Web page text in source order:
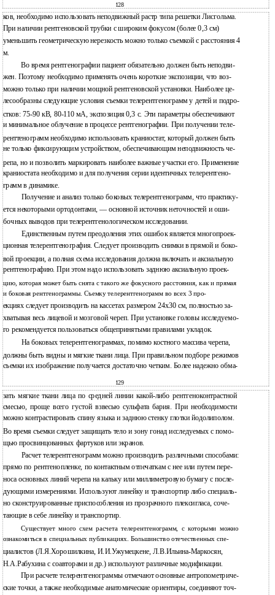
128
ков, необходимо использовать неподвижный растр типа решетки Лисгольма.
При наличии рентгеновской трубки с широким фокусом (более 0,3 см)
уменьшить геометрическую нерезкость можно только съемкой с расстояния 4
м.
Во время рентгенографии пациент обязательно должен быть неподви-
жен. Поэтому необходимо применять очень короткие экспозиции, что воз-
можно только при наличии мощной рентгеновской установки. Наиболее це-
лесообразны следующие условия съемки телерентгенограмм у детей и подро-
стков: 75-90 кВ, 80-110 мА, экспозиция 0,3 с. Эти параметры обеспечивают
и минимальное облучение в процессе рентгенографии. При получении теле-
ренттенограмм необходимо использовать краниостат, который должен быть
не только фиксирующим устройством, обеспечивающим неподвижность че-
репа, но и позволить маркировать наиболее важные участки его. Применение
краниостата необходимо и для получения серии идентичных телерентгено-
грамм в динамике.
Получение и анализ только боковых телерентгенограмм, что практику-
ется некоторыми ортодонтами, — основной источник неточностей и оши-
бочных выводов при телерентгенологическом исследовании.
Единственным путем преодоления этих ошибок является многопроек-
ционная телерентгенография. Следует производить снимки в прямой и боко-
вой проекции, а полная схема исследования должна включать и аксиальную
рентгенографию. При этом надо использовать заднюю аксиальную проек-
цию, которая может быть снята с такого же фокусного расстояния, как и прямая
и боковая рентгенограммы. Съемку телерентгенограмм во всех 3 про-
екциях следует производить на кассетах размером 24x30 см, полностью за-
хватывая весь лицевой и мозговой череп. При установке головы исследуемо-
го рекомендуется пользоваться общепринятыми правилами укладок.
На боковых телерентгенограммах, помимо костного массива черепа,
должны быть видны и мягкие ткани лица. При правильном подборе режимов
съемки их изображение получается достаточно четким. Более надежно обма-
129
зать мягкие ткани лица по средней линии какой-либо рентгеноконтрастной
смесью, проще всего густой взвесью сульфата бария. При необходимости
можно контрастировать спину языка и заднюю стенку глотки йодолиполом.
Во время съемки следует защищать тело и зону гонад исследуемых с помо-
щью просвинцованных фартуков или экранов.
Расчет телерентгенограмм можно производить различными способами:
прямо по рентгенопленке, по контактным отпечаткам с нее или путем пере-
носа основных линий черепа на кальку или миллиметровую бумагу с после-
дующими измерениями. Используют линейку и транспортир либо специаль-
но сконструированные приспособления из прозрачного плексигласа, соче-
тающие в себе линейку и транспортир.
Существует много схем расчета телерентгенограмм, с которыми можно
ознакомиться в специальных публикациях. Большинство отечественных спе-
циалистов (Л.Я.Хорошилкина, И.И.Ужумецкене, Л.В.Ильина-Маркосян,
Н.А.Рабухина с соавторами и др.) используют различные модификации.
При расчете телерентгенограммы отмечают основные антропометриче-
ские точки, а также необходимые анатомические ориентиры, соединяют точ-